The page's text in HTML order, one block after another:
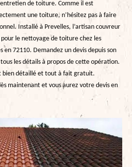
de toiture. Comme il est
une toiture, n’hésitez pas à faire
Installé à Prevelles, l’artisan couvreur
le nettoyage de toiture chez les
en 72110. Demandez un devis depuis son
les détails à propos de cette opération.
bien détaillé et tout à fait gratuit.
maintenant et vous aurez votre devis en